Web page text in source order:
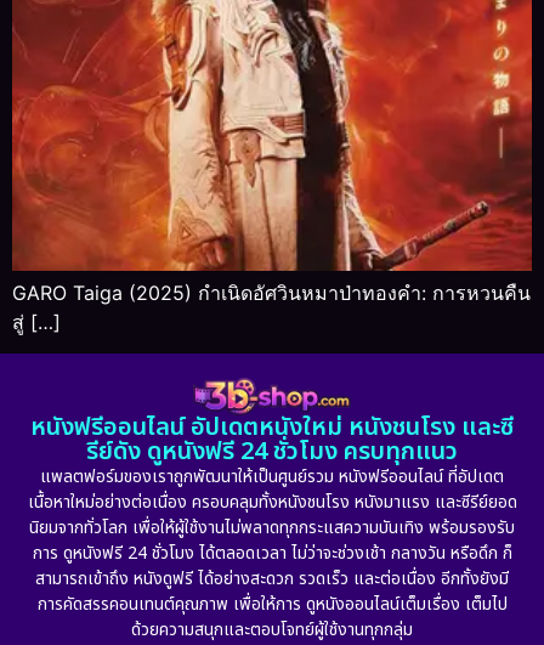
GARO Taiga (2025) กำเนิดอัศวินหมาป่าทองคำ: การหวนคืน
สู่ […]
หนังฟรีออนไลน์ อัปเดตหนังใหม่ หนังชนโรง และซี
รีย์ดัง ดูหนังฟรี 24 ชั่วโมง ครบทุกแนว
แพลตฟอร์มของเราถูกพัฒนาให้เป็นศูนย์รวม หนังฟรีออนไลน์ ที่อัปเดต
เนื้อหาใหม่อย่างต่อเนื่อง ครอบคลุมทั้งหนังชนโรง หนังมาแรง และซีรีย์ยอด
นิยมจากทั่วโลก เพื่อให้ผู้ใช้งานไม่พลาดทุกกระแสความบันเทิง พร้อมรองรับ
การ ดูหนังฟรี 24 ชั่วโมง ได้ตลอดเวลา ไม่ว่าจะช่วงเช้า กลางวัน หรือดึก ก็
สามารถเข้าถึง หนังดูฟรี ได้อย่างสะดวก รวดเร็ว และต่อเนื่อง อีกทั้งยังมี
การคัดสรรคอนเทนต์คุณภาพ เพื่อให้การ ดูหนังออนไลน์เต็มเรื่อง เต็มไป
ด้วยความสนุกและตอบโจทย์ผู้ใช้งานทุกกลุ่ม